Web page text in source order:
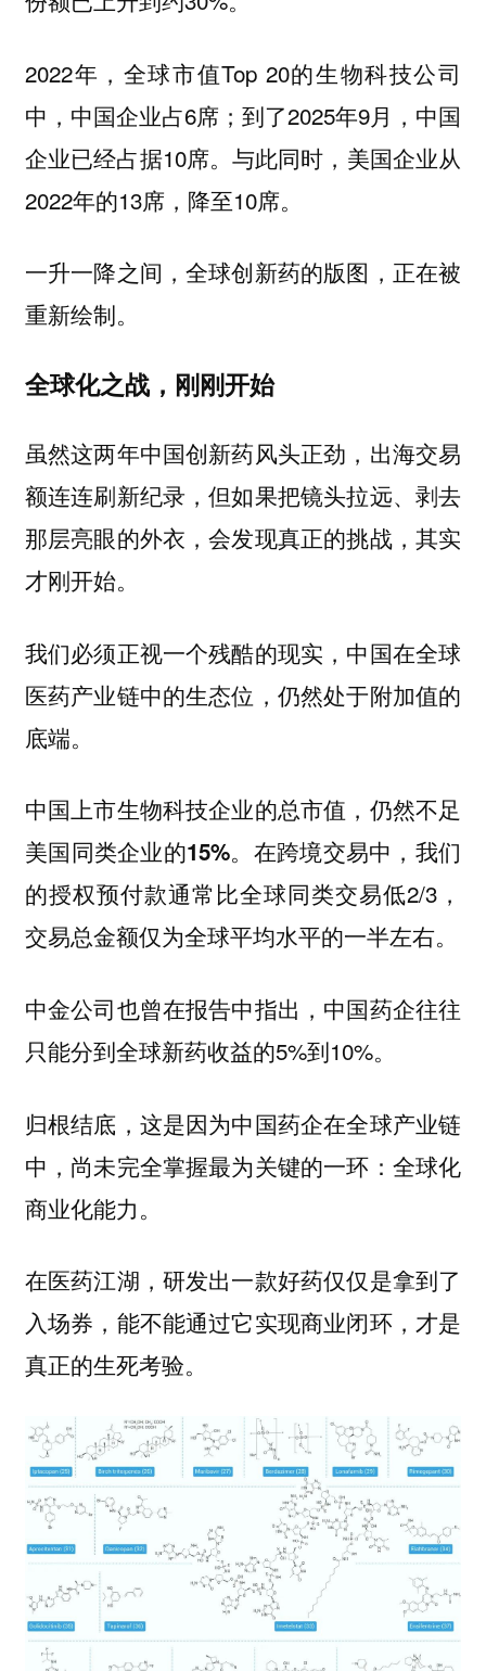
2022年，全球市值Top 20的生物科技公司
中，中国企业占6席；到了2025年9月，中国
企业已经占据10席。与此同时，美国企业从
2022年的13席，降至10席。
一升一降之间，全球创新药的版图，正在被
重新绘制。
全球化之战，刚刚开始
虽然这两年中国创新药风头正劲，出海交易
额连连刷新纪录，但如果把镜头拉远、剥去
那层亮眼的外衣，会发现真正的挑战，其实
才刚开始。
我们必须正视一个残酷的现实，中国在全球
医药产业链中的生态位，仍然处于附加值的
底端。
中国上市生物科技企业的总市值，仍然不足
美国同类企业的15%。 在跨境交易中，我们
的授权预付款通常比全球同类交易低2/3，
交易总金额仅为全球平均水平的一半左右。
中金公司也曾在报告中指出，中国药企往往
只能分到全球新药收益的5%到10%。
归根结底，这是因为中国药企在全球产业链
中，尚未完全掌握最为关键的一环：全球化
商业化能力。
在医药江湖，研发出一款好药仅仅是拿到了
入场券，能不能通过它实现商业闭环，才是
真正的生死考验。